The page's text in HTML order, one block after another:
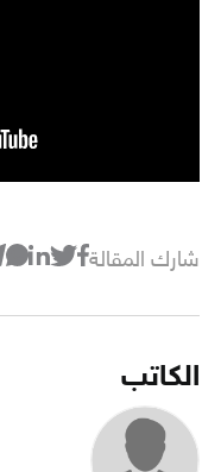
شارك المقالة
الكاتب